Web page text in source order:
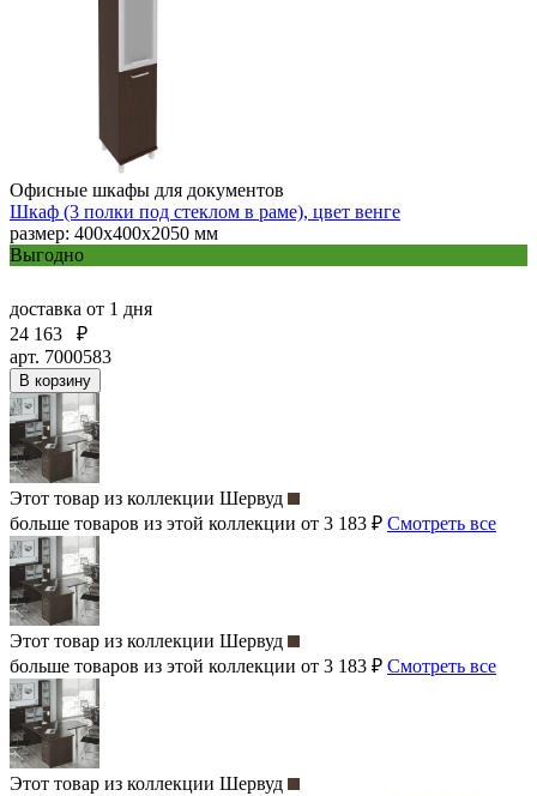
Офисные шкафы для документов
Шкаф (3 полки под стеклом в раме), цвет венге
размер: 400х400х2050 мм
Выгодно
доставка от 1 дня
24 163
₽
арт. 7000583
В корзину
Этот товар из коллекции Шервуд
больше товаров из этой коллекции от 3 183 ₽ Смотреть все
Этот товар из коллекции Шервуд
больше товаров из этой коллекции от 3 183 ₽ Смотреть все
Этот товар из коллекции Шервуд